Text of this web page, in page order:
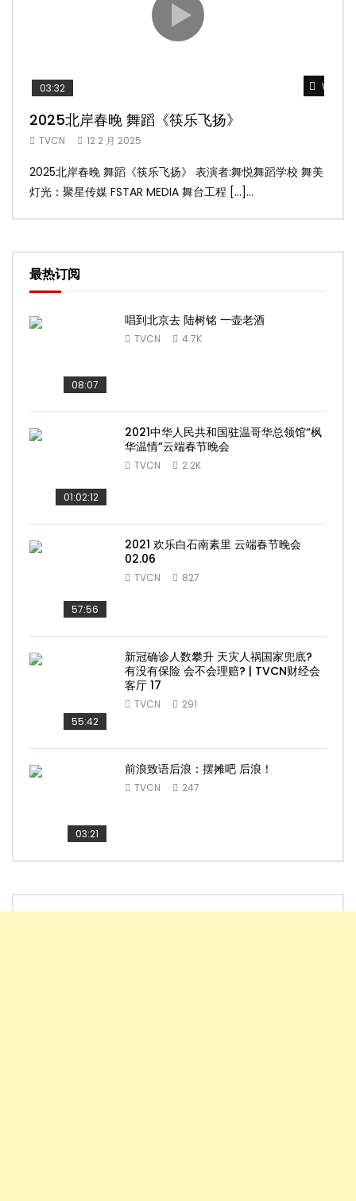
Watch
03:32
2025北岸春晚 舞蹈《筷乐飞扬》
TVCN 12 2 月 2025
2025北岸春晚 舞蹈《筷乐飞扬》 表演者:舞悦舞蹈学校 舞美
灯光：聚星传媒 FSTAR MEDIA 舞台工程 […]...
最热订阅
08:07
唱到北京去 陆树铭 一壶老酒
TVCN 4.7K
01:02:12
2021中华人民共和国驻温哥华总领馆“枫
华温情”云端春节晚会
TVCN 2.2K
57:56
2021 欢乐白石南素里 云端春节晚会
02.06
TVCN 827
55:42
新冠确诊人数攀升 天灾人祸国家兜底?
有没有保险 会不会理赔? | TVCN财经会
客厅 17
TVCN 291
03:21
前浪致语后浪：摆摊吧 后浪！
TVCN 247